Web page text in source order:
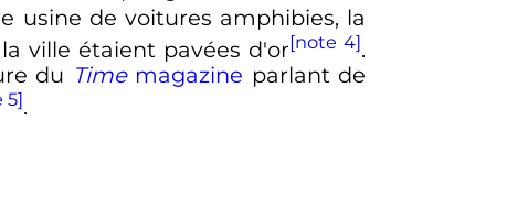
usine de voitures amphibies, la
ville étaient pavées d'or[note 4].
du Timemagazine parlant de
5].